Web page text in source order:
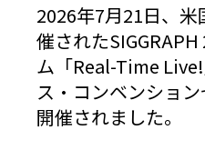
2026年7月21日、
催された
ム「Real-Time
ス・コンベンショ
開催されました。